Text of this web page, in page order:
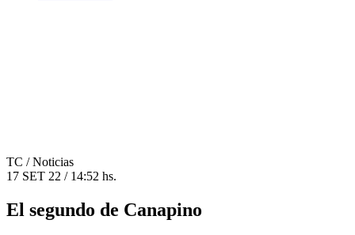
TC / Noticias
17 SET 22 / 14:52 hs.
El segundo de Canapino